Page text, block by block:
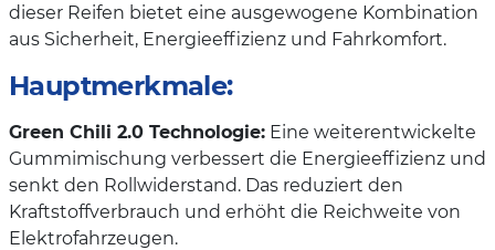
dieser Reifen bietet eine ausgewogene Kombination
aus Sicherheit, Energieeffizienz und Fahrkomfort.
Hauptmerkmale:
Green Chili 2.0 Technologie: Eine weiterentwickelte
Gummimischung verbessert die Energieeffizienz und
senkt den Rollwiderstand. Das reduziert den
Kraftstoffverbrauch und erhöht die Reichweite von
Elektrofahrzeugen.